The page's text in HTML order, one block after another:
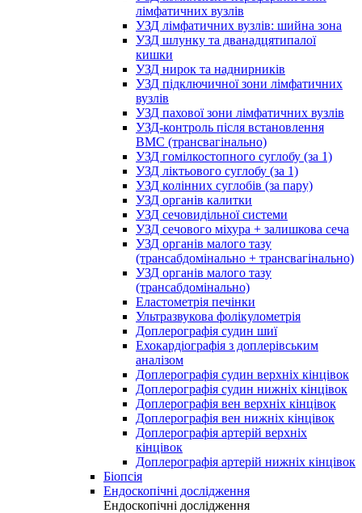
лімфатичних вузлів
УЗД лімфатичних вузлів: шийна зона
УЗД шлунку та дванадцятипалої
кишки
УЗД нирок та наднирників
УЗД підключичної зони лімфатичних
вузлів
УЗД пахової зони лімфатичних вузлів
УЗД-контроль після встановлення
ВМС (трансвагінально)
УЗД гомілкостопного суглобу (за 1)
УЗД ліктьового суглобу (за 1)
УЗД колінних суглобів (за пару)
УЗД органів калитки
УЗД сечовидільної системи
УЗД сечового міхура + залишкова сеча
УЗД органів малого тазу
(трансабдомінально + трансвагінально)
УЗД органів малого тазу
(трансабдомінально)
Еластометрія печінки
Ультразвукова фолікулометрія
Доплерографія судин шиї
Ехокардіографія з доплерівським
аналізом
Доплерографія судин верхніх кінцівок
Доплерографія судин нижніх кінцівок
Доплерографія вен верхніх кінцівок
Доплерографія вен нижніх кінцівок
Доплерографія артерій верхніх
кінцівок
Доплерографія артерій нижніх кінцівок
Біопсія
Ендоскопічні дослідження
Ендоскопічні дослідження